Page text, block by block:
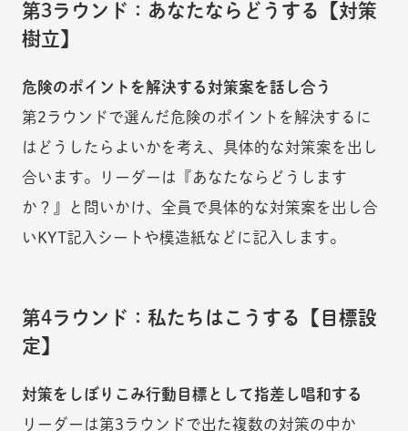
第3ラウンド：あなたならどうする【対策
樹立】
危険のポイントを解決する対策案を話し合う
第2ラウンドで選んだ危険のポイントを解決するに
はどうしたらよいかを考え、具体的な対策案を出し
合います。リーダーは『あなたならどうします
か？』と問いかけ、全員で具体的な対策案を出し合
いKYT記入シートや模造紙などに記入します。
第4ラウンド：私たちはこうする【目標設
定】
対策をしぼりこみ行動目標として指差し唱和する
リーダーは第3ラウンドで出た複数の対策の中か